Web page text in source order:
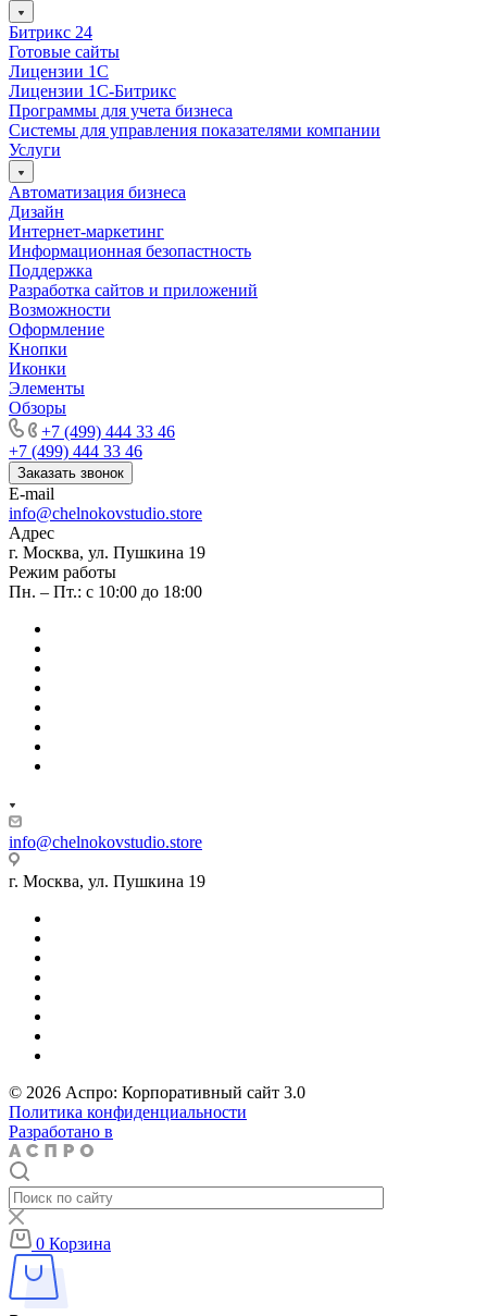
Битрикс 24
Готовые сайты
Лицензии 1С
Лицензии 1С-Битрикс
Программы для учета бизнеса
Системы для управления показателями компании
Услуги
Автоматизация бизнеса
Дизайн
Интернет-маркетинг
Информационная безопастность
Поддержка
Разработка сайтов и приложений
Возможности
Оформление
Кнопки
Иконки
Элементы
Обзоры
+7 (499) 444 33 46
+7 (499) 444 33 46
Заказать звонок
E-mail
info@chelnokovstudio.store
Адрес
г. Москва, ул. Пушкина 19
Режим работы
Пн. – Пт.: с 10:00 до 18:00
info@chelnokovstudio.store
г. Москва, ул. Пушкина 19
© 2026 Аспро: Корпоративный сайт 3.0
Политика конфиденциальности
Разработано в
0 Корзина